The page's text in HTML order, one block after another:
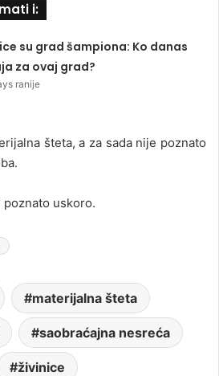
i:
su grad šampiona: Ko danas
za ovaj grad?
ranije
šteta, a za sada nije poznato
uskoro.
materijalna šteta
saobraćajna nesreća
živinice